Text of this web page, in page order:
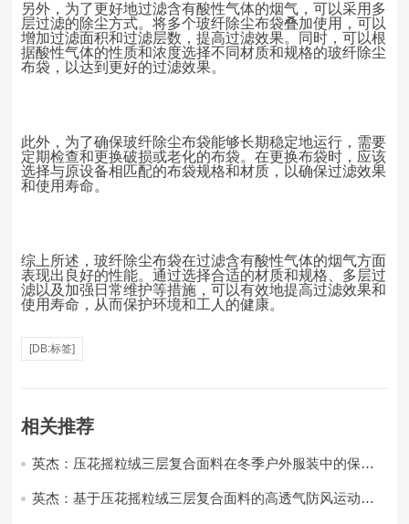
另外，为了更好地过滤含有酸性气体的烟气，可以采用多
层过滤的除尘方式。将多个玻纤除尘布袋叠加使用，可以
增加过滤面积和过滤层数，提高过滤效果。同时，可以根
据酸性气体的性质和浓度选择不同材质和规格的玻纤除尘
布袋，以达到更好的过滤效果。
此外，为了确保玻纤除尘布袋能够长期稳定地运行，需要
定期检查和更换破损或老化的布袋。在更换布袋时，应该
选择与原设备相匹配的布袋规格和材质，以确保过滤效果
和使用寿命。
综上所述，玻纤除尘布袋在过滤含有酸性气体的烟气方面
表现出良好的性能。通过选择合适的材质和规格、多层过
滤以及加强日常维护等措施，可以有效地提高过滤效果和
使用寿命，从而保护环境和工人的健康。
[DB:标签]
相关推荐
英杰：压花摇粒绒三层复合面料在冬季户外服装中的保暖
英杰：基于压花摇粒绒三层复合面料的高透气防风运动服